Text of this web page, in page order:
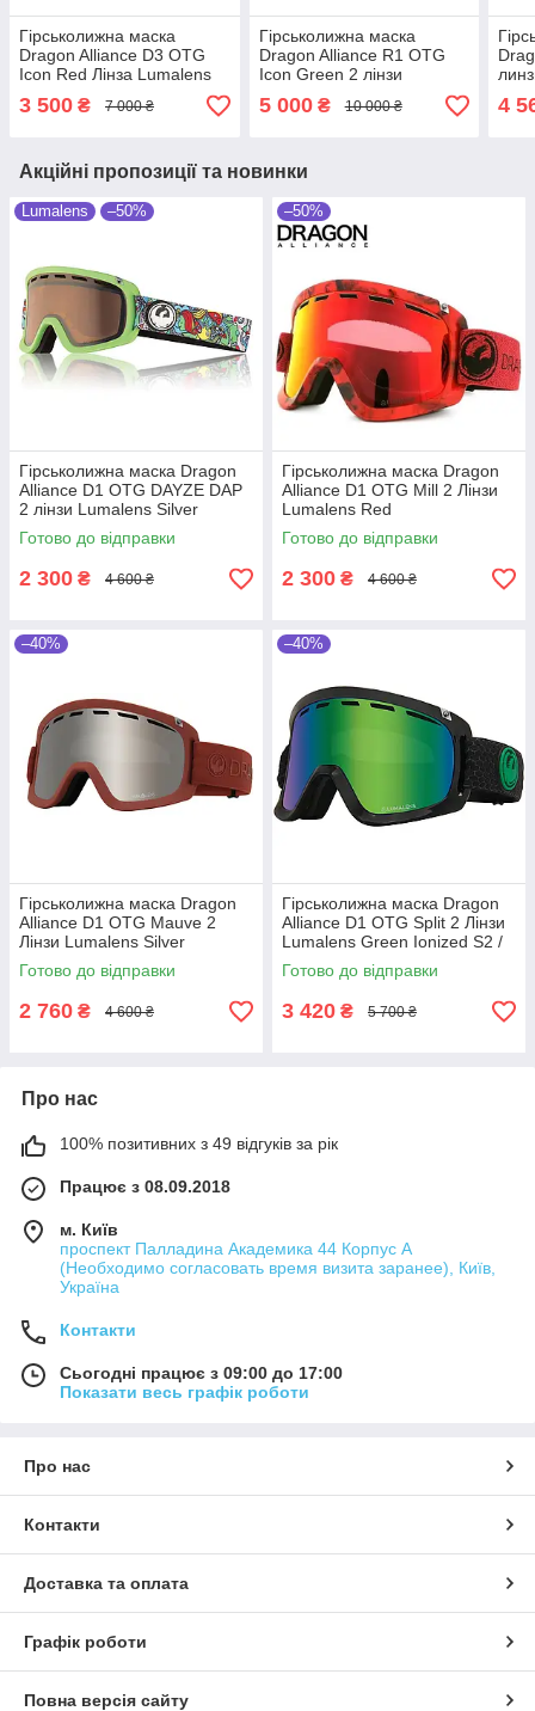
Гірськолижна маска
Dragon Alliance D3 OTG
Icon Red Лінза Lumalens
Red Ionized S2
3 500 ₴ 7 000 ₴
Гірськолижна маска
Dragon Alliance R1 OTG
Icon Green 2 лінзи
Lumalens Green Ionized /
Lumalens Amber
5 000₴ 10 000 ₴ 4
Акційні пропозиції та новинки
Lumalens –50%
Гірськолижна маска Dragon
Alliance D1 OTG DAYZE DAP
2 лінзи Lumalens Silver
Ionized/Dark Smoke
Готово до відправки
2 300 ₴ 4 600 ₴
–50%
Гірськолижна маска Dragon
Alliance D1 OTG Mill 2 Лінзи
Lumalens Red
Ionized/Lumalens Rose
Готово до відправки
2 300 ₴ 4 600 ₴
–40%
Гірськолижна маска Dragon
Alliance D1 OTG Mauve 2
Лінзи Lumalens Silver
Ionized/Lumalens Rose
Готово до відправки
2 760 ₴ 4 600 ₴
–40%
Гірськолижна маска Dragon
Alliance D1 OTG Split 2 Лінзи
Lumalens Green Ionized S2 /
Lumalens Amber S1
Готово до відправки
3 420 ₴ 5 700 ₴
Про нас
100% позитивних з 49 відгуків за рік
Працює з 08.09.2018
м. Київ
проспект Палладина Академика 44 Корпус А
(Необходимо согласовать время визита заранее), Київ,
Україна
Контакти
Сьогодні працює з 09:00 до 17:00
Показати весь графік роботи
Про нас
Контакти
Доставка та оплата
Графік роботи
Повна версія сайту